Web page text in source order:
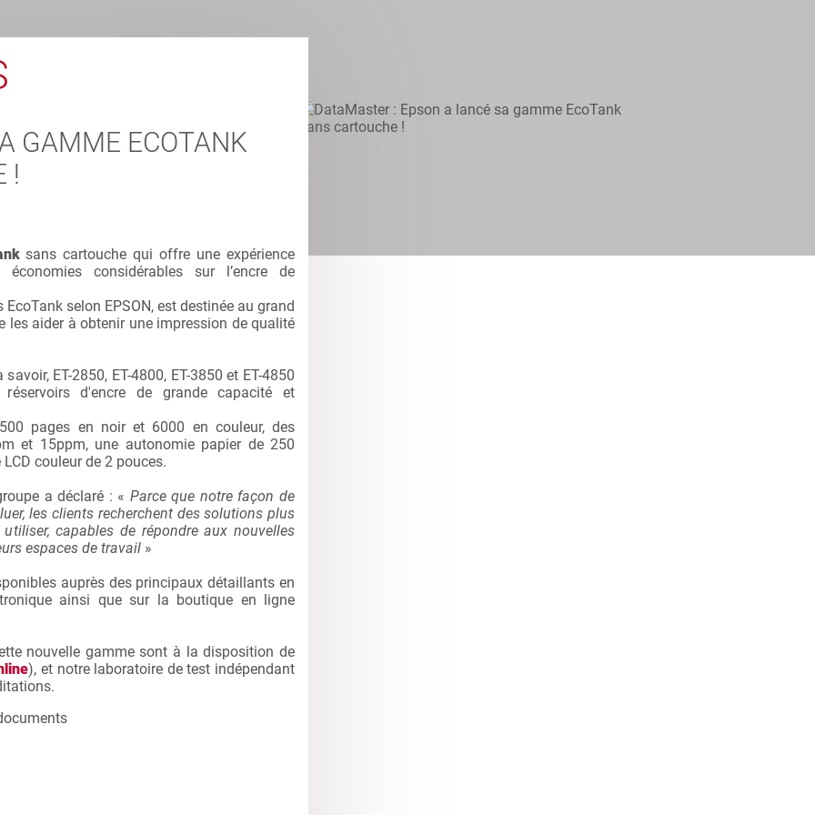
GAMME ECOTANK
!
sans cartouche qui offre une expérience
considérables sur l’encre de
selon EPSON, est destinée au grand
aider à obtenir une impression de qualité
ET-2850, ET-4800, ET-3850 et ET-4850
d'encre de grande capacité et
pages en noir et 6000 en couleur, des
et 15ppm, une autonomie papier de 250
couleur de 2 pouces.
a déclaré : « Parce que notre façon de
les clients recherchent des solutions plus
capables de répondre aux nouvelles
espaces de travail »
auprès des principaux détaillants en
ainsi que sur la boutique en ligne
nouvelle gamme sont à la disposition de
), et notre laboratoire de test indépendant